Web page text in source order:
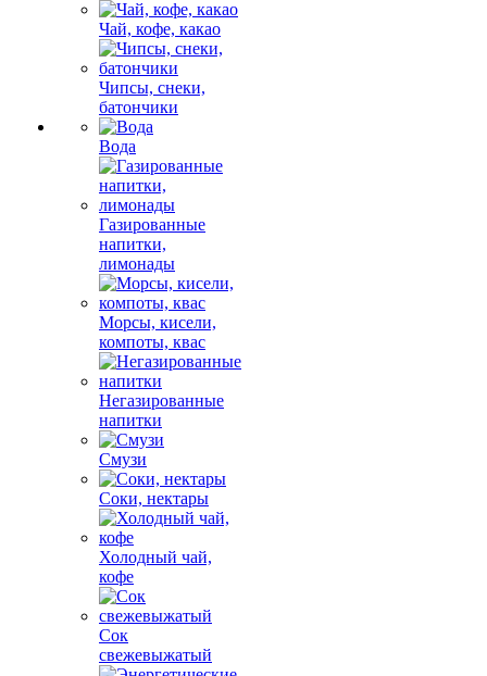
Чай, кофе, какао
Чипсы, снеки,
батончики
Вода
Газированные
напитки,
лимонады
Морсы, кисели,
компоты, квас
Негазированные
напитки
Смузи
Соки, нектары
Холодный чай,
кофе
Сок
свежевыжатый